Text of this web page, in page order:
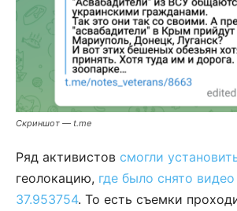
Скриншот — t.me
Ряд активистов смогли
геолокацию, где было снято видео
37.953754. То есть съемки